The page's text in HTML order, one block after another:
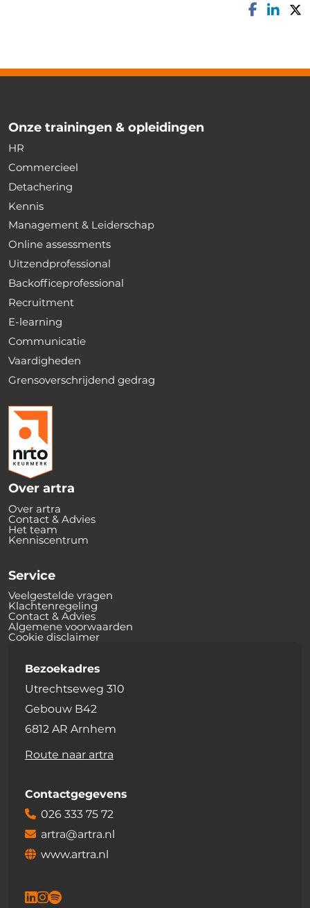
Onze trainingen & opleidingen
HR
Commercieel
Detachering
Kennis
Management & Leiderschap
Online assessments
Uitzendprofessional
Backofficeprofessional
Recruitment
E-learning
Communicatie
Vaardigheden
Grensoverschrijdend gedrag
Over artra
Over artra
Contact & Advies
Het team
Kenniscentrum
Service
Veelgestelde vragen
Klachtenregeling
Contact & Advies
Algemene voorwaarden
Cookie disclaimer
Bezoekadres
Utrechtseweg 310
Gebouw B42
6812 AR Arnhem
Route naar artra
Contactgegevens
026 333 75 72
artra@artra.nl
www.artra.nl